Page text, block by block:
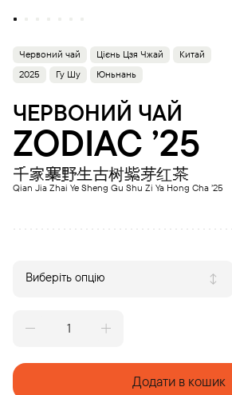
Червоний чай Цієнь Цзя Чжай
Китай
2025
Гу Шу Юньнань
ЧЕРВОНИЙ ЧАЙ
ZODIAC ’25
千家寨野生古树紫芽红茶
Qian Jia Zhai Ye Sheng Gu Shu Zi Ya Hong Cha ’25
Виберіть опцію
Додати в кошик